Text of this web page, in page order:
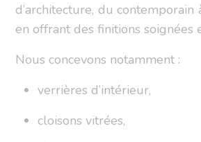
d’architecture, du contemporain
en offrant des finitions soignées
Nous concevons notamment :
verrières d’intérieur,
cloisons vitrées,